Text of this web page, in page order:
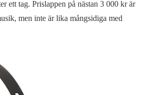
ett tag. Prislappen på nästan 3 000 kr är
men inte är lika mångsidiga med